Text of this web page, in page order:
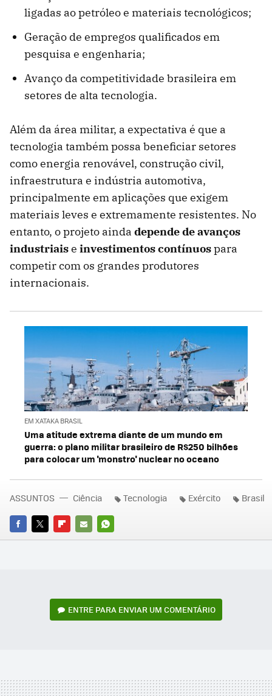
ligadas ao petróleo e materiais tecnológicos;
Geração de empregos qualificados em
pesquisa e engenharia;
Avanço da competitividade brasileira em
setores de alta tecnologia.
Além da área militar, a expectativa é que a
tecnologia também possa beneficiar setores
como energia renovável, construção civil,
infraestrutura e indústria automotiva,
principalmente em aplicações que exigem
materiais leves e extremamente resistentes. No
entanto, o projeto ainda depende de avanços
industriaise investimentos contínuospara
competir com os grandes produtores
internacionais.
EM XATAKA BRASIL
Uma atitude extrema diante de um mundo em
guerra: o plano militar brasileiro de R$250 bilhões
para colocar um 'monstro' nuclear no oceano
FACEBOOK
TWITTERFLIPBOARD
E-
WHATSAPP
ASSUNTOS Ciência Tecnologia Exército Brasil
ENTRE PARA ENVIAR UM COMENTÁRIO